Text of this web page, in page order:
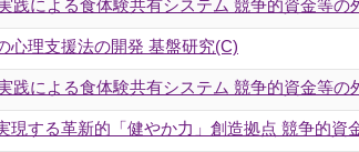
践による食体験共有システム 競争的資金等
心理支援法の開発 基盤研究(C)
践による食体験共有システム 競争的資金等の
現する革新的「健やか力」創造拠点 競争的資